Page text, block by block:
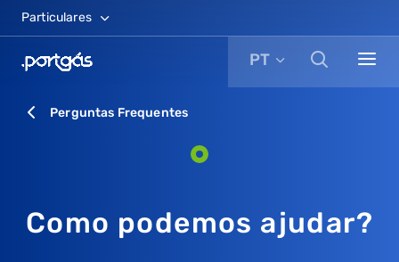
Particulares
PT
Perguntas Frequentes
Como podemos ajudar?